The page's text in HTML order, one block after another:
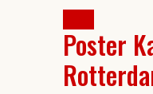
Poster